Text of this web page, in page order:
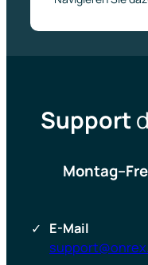
Support
E-Mail